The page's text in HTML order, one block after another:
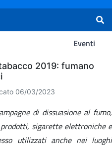
Eventi
2019: fumano
06/03/2023
di dissuasione al fumo,
sigarette elettroniche e
utilizzati anche nei luoghi